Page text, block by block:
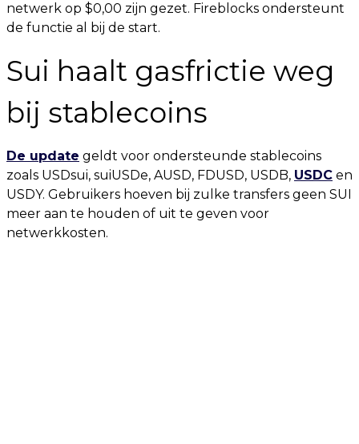
netwerk op $0,00 zijn gezet. Fireblocks ondersteunt
de functie al bij de start.
Sui haalt gasfrictie weg
bij stablecoins
De update geldt voor ondersteunde stablecoins
zoals USDsui, suiUSDe, AUSD, FDUSD, USDB, USDC en
USDY. Gebruikers hoeven bij zulke transfers geen SUI
meer aan te houden of uit te geven voor
netwerkkosten.